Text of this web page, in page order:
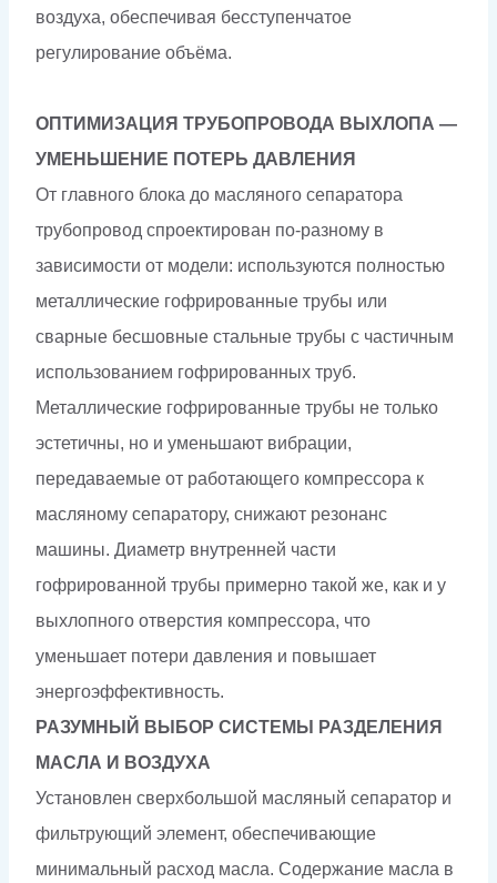
воздуха, обеспечивая бесступенчатое
регулирование объёма.
ОПТИМИЗАЦИЯ ТРУБОПРОВОДА ВЫХЛОПА —
УМЕНЬШЕНИЕ ПОТЕРЬ ДАВЛЕНИЯ
От главного блока до масляного сепаратора
трубопровод спроектирован по-разному в
зависимости от модели: используются полностью
металлические гофрированные трубы или
сварные бесшовные стальные трубы с частичным
использованием гофрированных труб.
Металлические гофрированные трубы не только
эстетичны, но и уменьшают вибрации,
передаваемые от работающего компрессора к
масляному сепаратору, снижают резонанс
машины. Диаметр внутренней части
гофрированной трубы примерно такой же, как и у
выхлопного отверстия компрессора, что
уменьшает потери давления и повышает
энергоэффективность.
РАЗУМНЫЙ ВЫБОР СИСТЕМЫ РАЗДЕЛЕНИЯ
МАСЛА И ВОЗДУХА
Установлен сверхбольшой масляный сепаратор и
фильтрующий элемент, обеспечивающие
минимальный расход масла. Содержание масла в